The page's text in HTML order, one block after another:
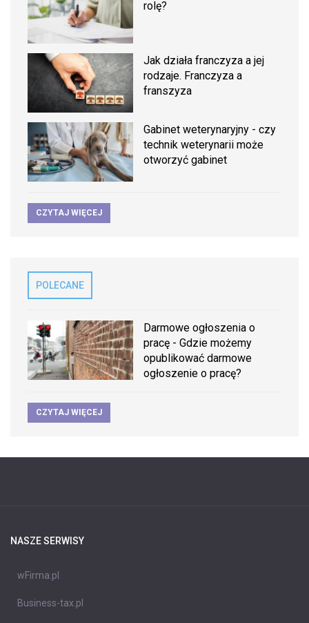
rolę?
Jak działa franczyza a jej
rodzaje. Franczyza a
franszyza
Gabinet weterynaryjny - czy
technik weterynarii może
otworzyć gabinet
CZYTAJ WIĘCEJ
POLECANE
Darmowe ogłoszenia o
pracę - Gdzie możemy
opublikować darmowe
ogłoszenie o pracę?
CZYTAJ WIĘCEJ
NASZE SERWISY
wFirma.pl
Business-tax.pl